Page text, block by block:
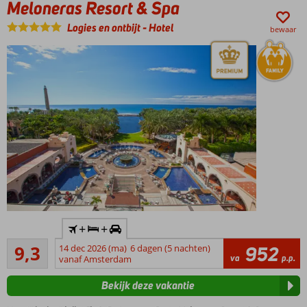
Vermaak voor
de kids in de
kinderzwembad
Zelf koken
of genieten
Halfpension,
aan jou de
keus
Meloneras Resort & Spa
Logies en ontbijt-Hotel bewaar
Een top
hotel op
een
9,3
Uitstekend
346
beoordelingen
+ +
14 dec 2026 (ma) 6 dagen (5 nachten)
vanaf Amsterdam
va 952 p.p.
Bekijk deze vakantie